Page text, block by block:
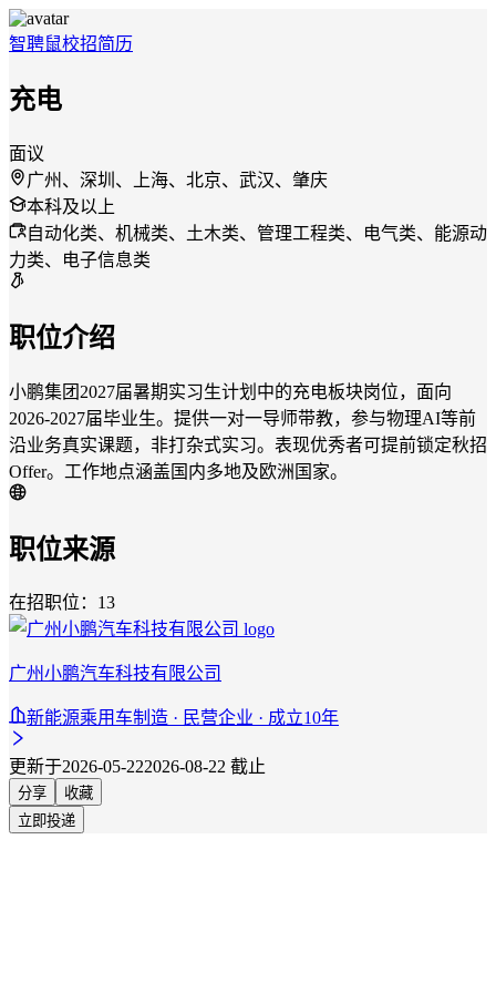
智聘鼠校招简历
充电
面议
广州、深圳、上海、北京、武汉、肇庆
本科及以上
自动化类、机械类、土木类、管理工程类、电气类、能源动
力类、电子信息类
职位介绍
小鹏集团2027届暑期实习生计划中的充电板块岗位，面向
2026-2027届毕业生。提供一对一导师带教，参与物理AI等前
沿业务真实课题，非打杂式实习。表现优秀者可提前锁定秋招
Offer。工作地点涵盖国内多地及欧洲国家。
职位来源
在招职位：13
广州小鹏汽车科技有限公司
新能源乘用车制造 · 民营企业 · 成立10年
更新于2026-05-222026-08-22 截止
分享
收藏
立即投递